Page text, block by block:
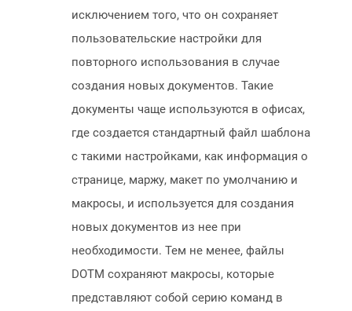
исключением того, что он сохраняет
пользовательские настройки для
повторного использования в случае
создания новых документов. Такие
документы чаще используются в офисах,
где создается стандартный файл шаблона
с такими настройками, как информация о
странице, маржу, макет по умолчанию и
макросы, и используется для создания
новых документов из нее при
необходимости. Тем не менее, файлы
DOTM сохраняют макросы, которые
представляют собой серию команд в